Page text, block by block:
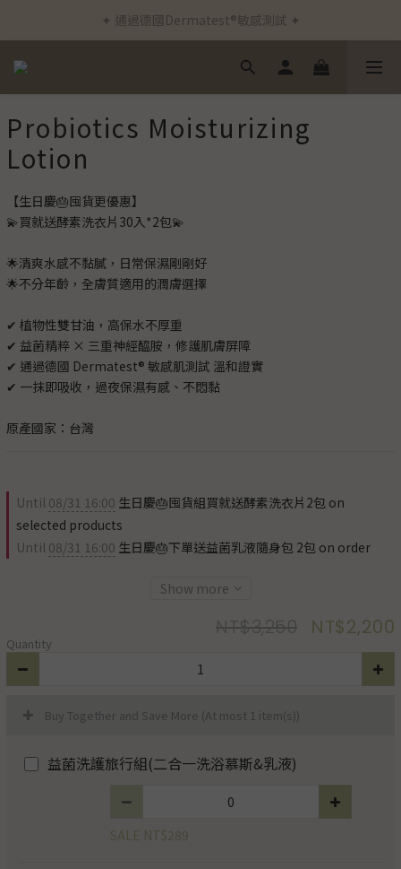
✦ 新客首筆訂單免運費 ✦
✦ 新客首筆訂單免運費 ✦
Probiotics Moisturizing
Lotion
【生日慶🎂囤貨更優惠】
💫買就送酵素洗衣片30入*2包💫
🌟清爽水感不黏膩，日常保濕剛剛好
🌟不分年齡，全膚質適用的潤膚選擇
✔ 植物性雙甘油，高保水不厚重
✔ 益菌精粹 × 三重神經醯胺，修護肌膚屏障
✔ 通過德國 Dermatest® 敏感肌測試 溫和證實
✔ 一抹即吸收，過夜保濕有感、不悶黏
原產國家：台灣
Until 08/31 16:00 生日慶🎂囤貨組買就送酵素洗衣片2包 on
selected products
Until 08/31 16:00 生日慶🎂下單送益菌乳液隨身包 2包 on order
Show more
NT$2,200
NT$3,250
Quantity
Buy Together and Save More (At most 1 item(s))
益菌洗護旅行組(二合一洗浴慕斯&乳液)
SALE NT$289